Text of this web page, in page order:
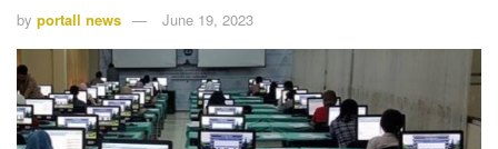
by portall news June 19, 2023